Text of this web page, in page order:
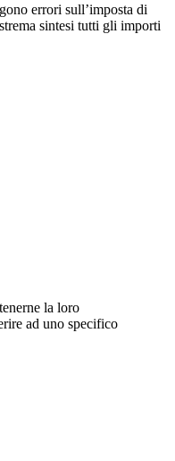
errori sull’imposta di
sintesi tutti gli importi
la loro
ad uno specifico